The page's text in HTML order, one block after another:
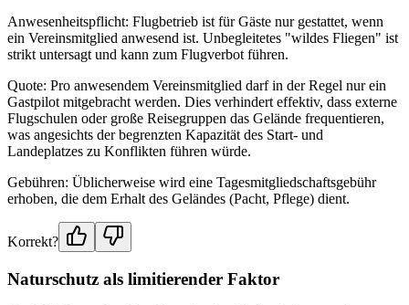
Anwesenheitspflicht: Flugbetrieb ist für Gäste nur gestattet, wenn
ein Vereinsmitglied anwesend ist. Unbegleitetes "wildes Fliegen" ist
strikt untersagt und kann zum Flugverbot führen.
Quote: Pro anwesendem Vereinsmitglied darf in der Regel nur ein
Gastpilot mitgebracht werden. Dies verhindert effektiv, dass externe
Flugschulen oder große Reisegruppen das Gelände frequentieren,
was angesichts der begrenzten Kapazität des Start- und
Landeplatzes zu Konflikten führen würde.
Gebühren: Üblicherweise wird eine Tagesmitgliedschaftsgebühr
erhoben, die dem Erhalt des Geländes (Pacht, Pflege) dient.
Korrekt?
Naturschutz als limitierender Faktor